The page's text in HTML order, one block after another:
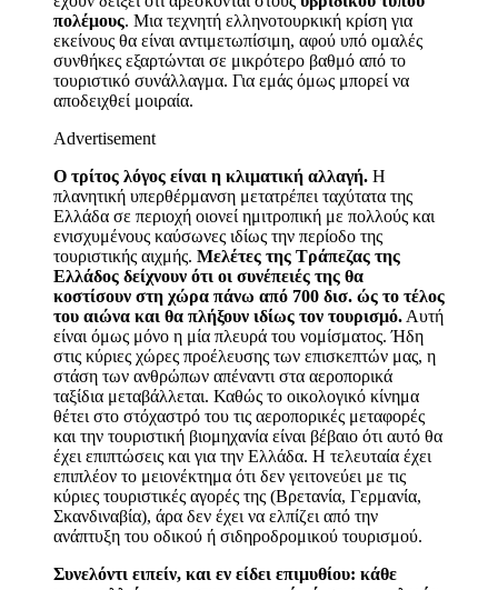
πολέμους. Μια τεχνητή ελληνοτουρκική κρίση για
εκείνους θα είναι αντιμετωπίσιμη, αφού υπό ομαλές
συνθήκες εξαρτώνται σε μικρότερο βαθμό από το
τουριστικό συνάλλαγμα. Για εμάς όμως μπορεί να
αποδειχθεί μοιραία.
Advertisement
Ο τρίτος λόγος είναι η κλιματική αλλαγή. Η
πλανητική υπερθέρμανση μετατρέπει ταχύτατα της
Ελλάδα σε περιοχή οιονεί ημιτροπική με πολλούς και
ενισχυμένους καύσωνες ιδίως την περίοδο της
τουριστικής αιχμής. Μελέτες της Τράπεζας της
Ελλάδος δείχνουν ότι οι συνέπειές της θα
κοστίσουν στη χώρα πάνω από 700 δισ. ώς το τέλος
του αιώνα και θα πλήξουν ιδίως τον τουρισμό. Αυτή
είναι όμως μόνο η μία πλευρά του νομίσματος. Ήδη
στις κύριες χώρες προέλευσης των επισκεπτών μας, η
στάση των ανθρώπων απέναντι στα αεροπορικά
ταξίδια μεταβάλλεται. Καθώς το οικολογικό κίνημα
θέτει στο στόχαστρό του τις αεροπορικές μεταφορές
και την τουριστική βιομηχανία είναι βέβαιο ότι αυτό θα
έχει επιπτώσεις και για την Ελλάδα. Η τελευταία έχει
επιπλέον το μειονέκτημα ότι δεν γειτονεύει με τις
κύριες τουριστικές αγορές της (Βρετανία, Γερμανία,
Σκανδιναβία), άρα δεν έχει να ελπίζει από την
ανάπτυξη του οδικού ή σιδηροδρομικού τουρισμού.
Συνελόντι ειπείν, και εν είδει επιμυθίου: κάθε